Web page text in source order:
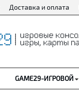
Доставка и оплата
GAME29-ИГРОВОЙ